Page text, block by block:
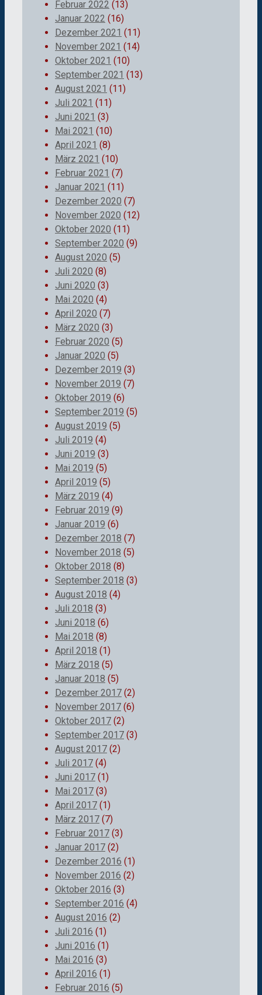
Februar 2022 (13)
Januar 2022 (16)
Dezember 2021 (11)
November 2021 (14)
Oktober 2021 (10)
September 2021 (13)
August 2021 (11)
Juli 2021 (11)
Juni 2021 (3)
Mai 2021 (10)
April 2021 (8)
März 2021 (10)
Februar 2021 (7)
Januar 2021 (11)
Dezember 2020 (7)
November 2020 (12)
Oktober 2020 (11)
September 2020 (9)
August 2020 (5)
Juli 2020 (8)
Juni 2020 (3)
Mai 2020 (4)
April 2020 (7)
März 2020 (3)
Februar 2020 (5)
Januar 2020 (5)
Dezember 2019 (3)
November 2019 (7)
Oktober 2019 (6)
September 2019 (5)
August 2019 (5)
Juli 2019 (4)
Juni 2019 (3)
Mai 2019 (5)
April 2019 (5)
März 2019 (4)
Februar 2019 (9)
Januar 2019 (6)
Dezember 2018 (7)
November 2018 (5)
Oktober 2018 (8)
September 2018 (3)
August 2018 (4)
Juli 2018 (3)
Juni 2018 (6)
Mai 2018 (8)
April 2018 (1)
März 2018 (5)
Januar 2018 (5)
Dezember 2017 (2)
November 2017 (6)
Oktober 2017 (2)
September 2017 (3)
August 2017 (2)
Juli 2017 (4)
Juni 2017 (1)
Mai 2017 (3)
April 2017 (1)
März 2017 (7)
Februar 2017 (3)
Januar 2017 (2)
Dezember 2016 (1)
November 2016 (2)
Oktober 2016 (3)
September 2016 (4)
August 2016 (2)
Juli 2016 (1)
Juni 2016 (1)
Mai 2016 (3)
April 2016 (1)
Februar 2016 (5)